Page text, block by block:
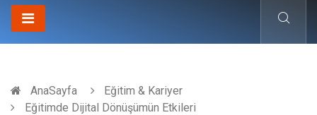
AnaSayfa
Eğitim & Kariyer
Eğitimde Dijital Dönüşümün Etkileri